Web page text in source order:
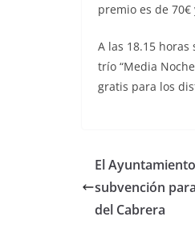
premio es de
A las 18.15
trío “Media
gratis para los
El
subvención
del Cabrera